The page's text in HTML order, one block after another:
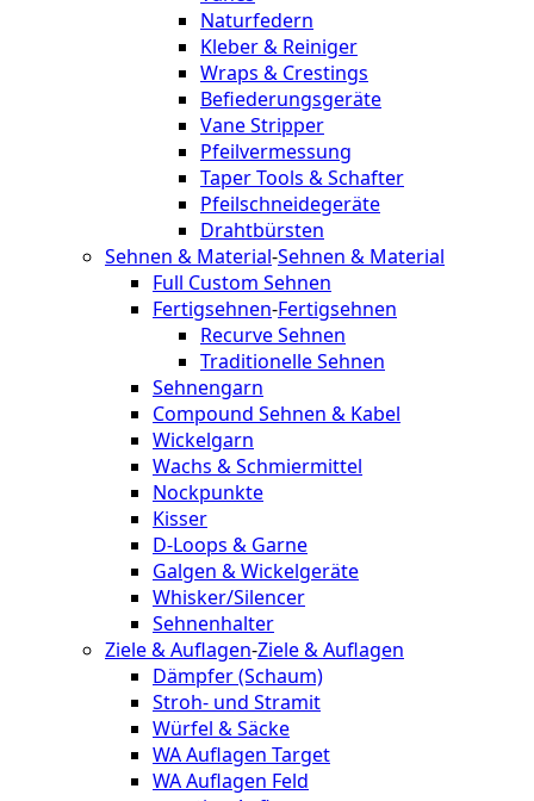
Naturfedern
Kleber & Reiniger
Wraps & Crestings
Befiederungsgeräte
Vane Stripper
Pfeilvermessung
Taper Tools & Schafter
Pfeilschneidegeräte
Drahtbürsten
Sehnen & Material-Sehnen & Material
Full Custom Sehnen
Fertigsehnen-Fertigsehnen
Recurve Sehnen
Traditionelle Sehnen
Sehnengarn
Compound Sehnen & Kabel
Wickelgarn
Wachs & Schmiermittel
Nockpunkte
Kisser
D-Loops & Garne
Galgen & Wickelgeräte
Whisker/Silencer
Sehnenhalter
Ziele & Auflagen-Ziele & Auflagen
Dämpfer (Schaum)
Stroh- und Stramit
Würfel & Säcke
WA Auflagen Target
WA Auflagen Feld